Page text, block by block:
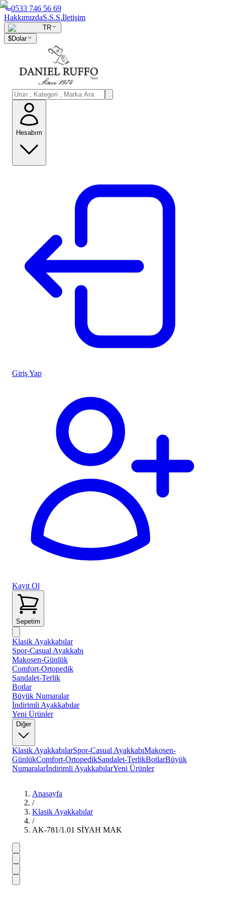
0533 746 56 69
HakkımızdaS.S.S.İletişim
TR
$Dolar
Hesabım
Giriş Yap
Kayıt Ol
Sepetim
Klasik Ayakkabılar
Spor-Casual Ayakkabı
Makosen-Günlük
Comfort-Ortopedik
Sandalet-Terlik
Botlar
Büyük Numaralar
İndirimli Ayakkabılar
Yeni Ürünler
Diğer
Klasik AyakkabılarSpor-Casual AyakkabıMakosen-
GünlükComfort-OrtopedikSandalet-TerlikBotlarBüyük
Numaralarİndirimli AyakkabılarYeni Ürünler
Anasayfa
/
Klasik Ayakkabılar
/
AK-781/1.01 SİYAH MAK